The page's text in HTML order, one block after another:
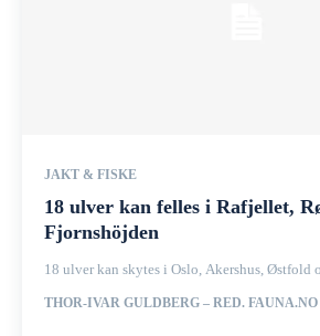
JAKT & FISKE
18 ulver kan felles i Rafjellet,
Fjornshöjden
18 ulver kan skytes i Oslo, Akershus, Østfold
THOR-IVAR GULDBERG – RED. FAUNA.NO